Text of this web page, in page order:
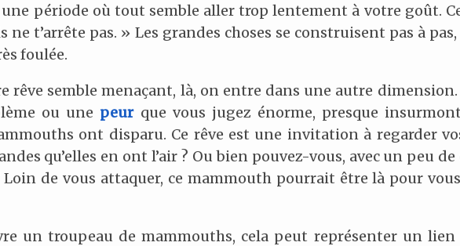
période où tout semble aller trop lentement à votre goût.
t’arrête pas. » Les grandes choses se construisent pas à
foulée.
rêve semble menaçant, là, on entre dans une autre dimension.
ou une peurque vous jugez énorme, presque
ont disparu. Ce rêve est une invitation à regarder
qu’elles en ont l’air ? Ou bien pouvez-vous, avec un peu
de vous attaquer, ce mammouth pourrait être là pour
un troupeau de mammouths, cela peut représenter un lien